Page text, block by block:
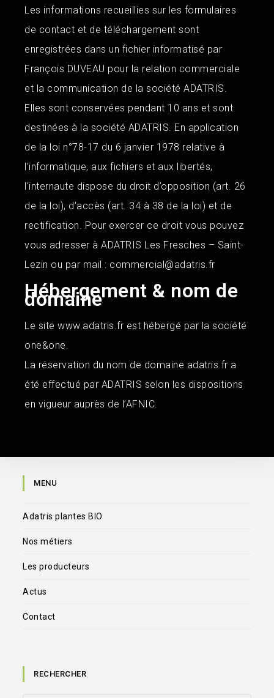
Les informations recueillies sur les formulaires
de contact et de téléchargement sont
enregistrées dans un fichier informatisé par
François DUVEAU pour la relation commerciale
et la communication de la société ADATRIS.
Elles sont conservées pendant 10 ans et sont
destinées à la société ADATRIS. En application
de la loi n°78-17 du 6 janvier 1978 relative à
l’informatique, aux fichiers et aux libertés,
l’internaute dispose du droit d’opposition (art. 26
de la loi), d’accès (art. 34 à 38 de la loi) et de
rectification. Pour exercer ce droit vous pouvez
vous adresser àADATRIS Les Fresches – Saint-
Lezin ou par mail : commercial@adatris.fr
Hébergement & nom de
domaine
Le site www.adatris.fr est hébergé par la société
one&one.
La réservation du nom de domaine adatris.fr a
été effectué par ADATRIS selon les dispositions
en vigueur auprès de l’AFNIC.
MENU
Adatris plantes BIO
Nos métiers
Les producteurs
Actus
Contact
RECHERCHER